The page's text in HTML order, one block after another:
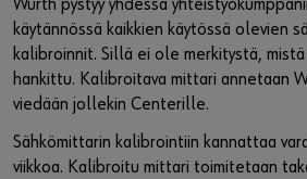
Würth pystyy yhdessä
käytännössä kaikkien käytössä olevien
kalibroinnit. Sillä ei ole merkitystä,
hankittu. Kalibroitava mittari annetaan
viedään jollekin Centerille.
Sähkömittarin kalibrointiin kannattaa
viikkoa. Kalibroitu mittari toimitetaan